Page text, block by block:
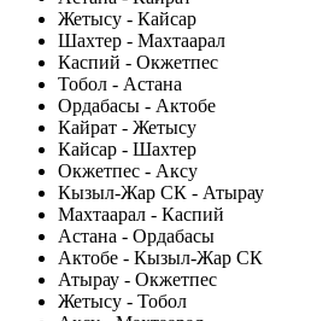
Жетысу - Кайсар
Шахтер - Махтаарал
Каспий - Окжетпес
Тобол - Астана
Ордабасы - Актобе
Кайрат - Жетысу
Кайсар - Шахтер
Окжетпес - Аксу
Кызыл-Жар СК - Атырау
Махтаарал - Каспий
Астана - Ордабасы
Актобе - Кызыл-Жар СК
Атырау - Окжетпес
Жетысу - Тобол